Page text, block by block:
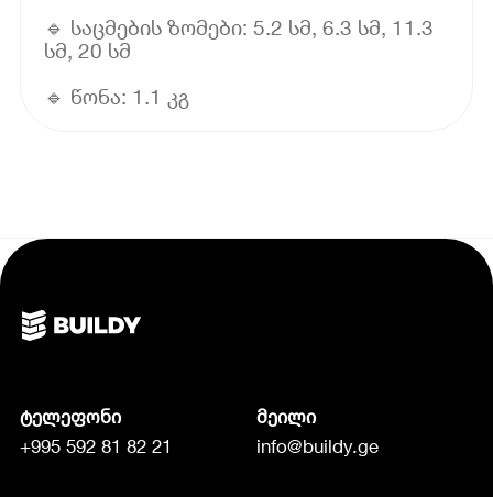
🔹 საცმების ზომები: 5.2 სმ, 6.3 სმ, 11.3
სმ, 20 სმ
🔹 წონა: 1.1 კგ
ტელეფონი
+995 592 81 82 21
მეილი
info@buildy.ge